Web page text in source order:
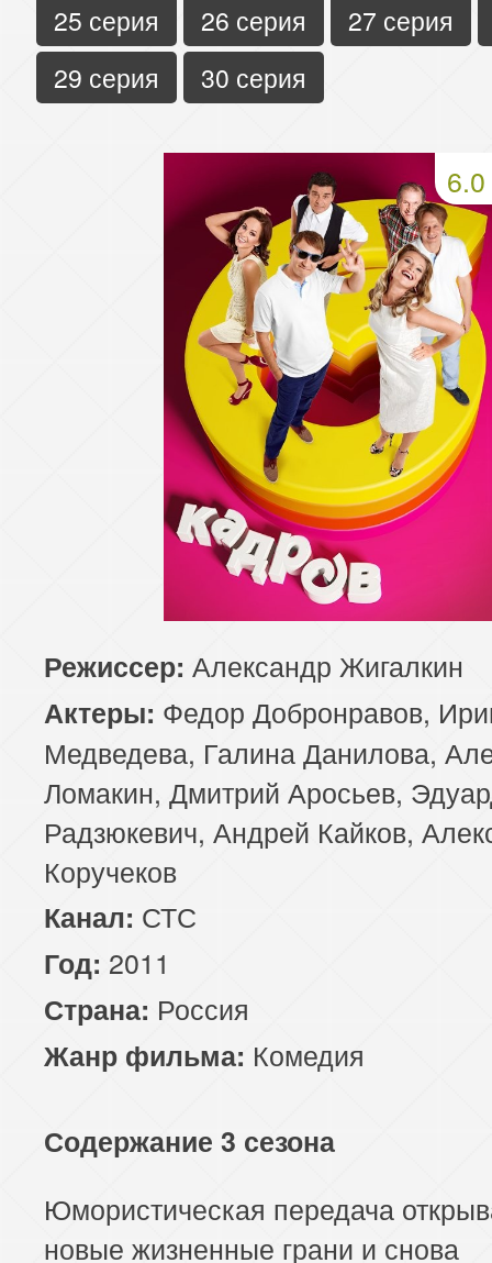
25 серия
26 серия
27 серия
29 серия
30 серия
6.0
Режиссер: Александр Жигалкин
Актеры: Федор Добронравов,
Медведева, Галина Данилова,
Ломакин, Дмитрий Аросьев,
Радзюкевич, Андрей Кайков,
Коручеков
Канал: СТС
Год: 2011
Страна: Россия
Жанр фильма: Комедия
Содержание 3 сезона
Юмористическая передача
новые жизненные грани и снова